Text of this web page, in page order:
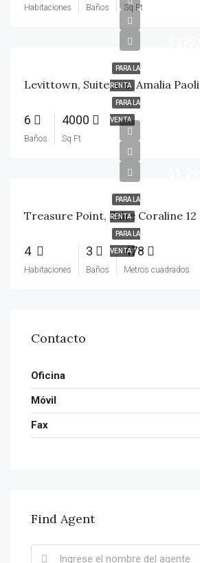
Habitaciones Baños Sq Ft
PARA LA
RENTA
PARA LA
VENTA
Levittown, Suite Ave. Amalia Paoli
6
Baños
4000
Sq Ft
PARA LA
RENTA
PARA LA
VENTA
Treasure Point, Suite Coraline 12
4
Habitaciones
3
Baños
478
Metros cuadrados
Contacto
Oficina
Móvil
Fax
Find Agent